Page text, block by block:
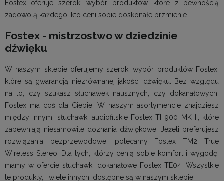
Fostex oferuje szeroki wybór produktów, które z pewnością
zadowolą każdego, kto ceni sobie doskonałe brzmienie.
Fostex - mistrzostwo w dziedzinie
dźwięku
W naszym sklepie oferujemy szeroki wybór produktów Fostex,
które są gwarancją niezrównanej jakości dźwięku. Bez względu
na to, czy szukasz słuchawek nausznych, czy dokanałowych,
Fostex ma coś dla Ciebie. W naszym asortymencie znajdziesz
między innymi słuchawki audiofilskie Fostex TH900 MK II, które
zapewniają niesamowite doznania dźwiękowe. Jeżeli preferujesz
rozwiązania bezprzewodowe, polecamy Fostex TM2 True
Wireless Stereo. Dla tych, którzy cenią sobie komfort i wygodę,
mamy w ofercie słuchawki dokanałowe Fostex TE04. Wszystkie
te produkty, i wiele innych, dostępne są w naszym sklepie.